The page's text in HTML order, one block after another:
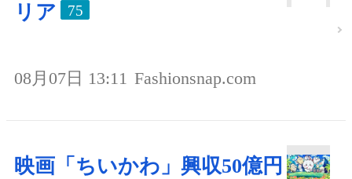
リア
75
08月07日 13:11 Fashionsnap.com
映画「ちいかわ」興収50億円